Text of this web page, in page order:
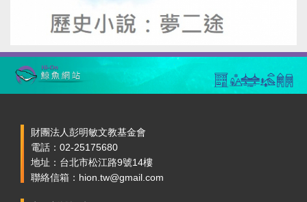
財團法人彭明敏文教基金會
電話：02-25175680
地址：台北市松江路9號14樓
聯絡信箱：hion.tw@gmail.com